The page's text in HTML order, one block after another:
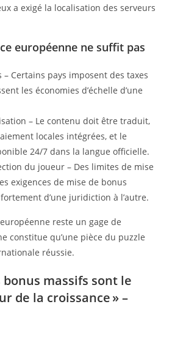
a exigé la localisation des serveurs
européenne ne suffit pas
Certains pays imposent des taxes
les économies d’échelle d’une
– Le contenu doit être traduit,
locales intégrées, et le
24/7 dans la langue officielle.
du joueur – Des limites de mise
exigences de mise de bonus
d’une juridiction à l’autre.
reste un gage de
constitue qu’une pièce du puzzle
réussie.
bonus massifs sont le
de la croissance » –